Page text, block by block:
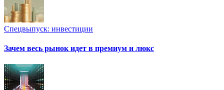
Спецвыпуск: инвестиции
Зачем весь рынок идет в премиум и люкс